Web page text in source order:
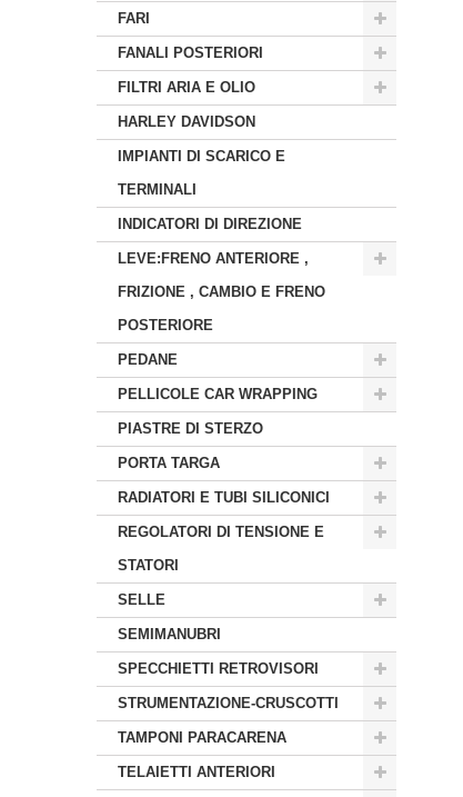
FARI
FANALI POSTERIORI
FILTRI ARIA E OLIO
HARLEY DAVIDSON
IMPIANTI DI SCARICO E
TERMINALI
INDICATORI DI DIREZIONE
LEVE:FRENO ANTERIORE ,
FRIZIONE , CAMBIO E FRENO
POSTERIORE
PEDANE
PELLICOLE CAR WRAPPING
PIASTRE DI STERZO
PORTA TARGA
RADIATORI E TUBI SILICONICI
REGOLATORI DI TENSIONE E
STATORI
SELLE
SEMIMANUBRI
SPECCHIETTI RETROVISORI
STRUMENTAZIONE-CRUSCOTTI
TAMPONI PARACARENA
TELAIETTI ANTERIORI